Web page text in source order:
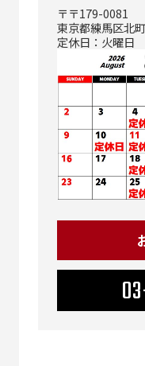
〒〒179-0081
東京都練馬区北
定休日：火曜日